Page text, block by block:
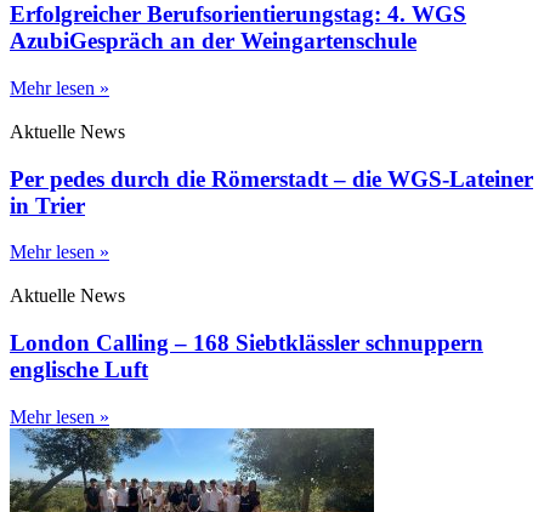
Erfolgreicher Berufsorientierungstag: 4. WGS
AzubiGespräch an der Weingartenschule
Mehr lesen »
Aktuelle News
Per pedes durch die Römerstadt – die WGS-Lateiner
in Trier
Mehr lesen »
Aktuelle News
London Calling – 168 Siebtklässler schnuppern
englische Luft
Mehr lesen »